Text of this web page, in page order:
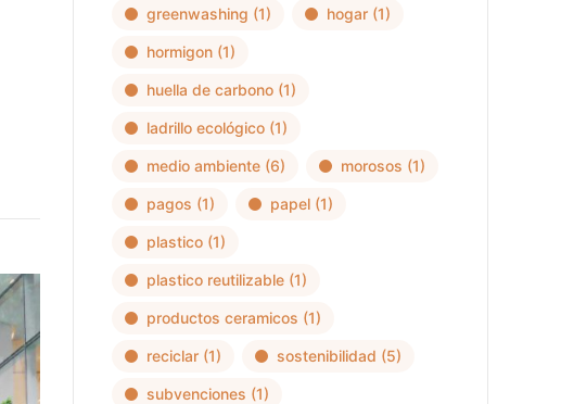
greenwashing (1) hogar(1)
hormigon(1)
huella de carbono(1)
ladrillo ecológico(1)
medio ambiente(6) morosos (1)
pagos (1) papel(1)
plastico(1)
plastico reutilizable(1)
productos ceramicos (1)
reciclar(1) sostenibilidad (5)
subvenciones (1)